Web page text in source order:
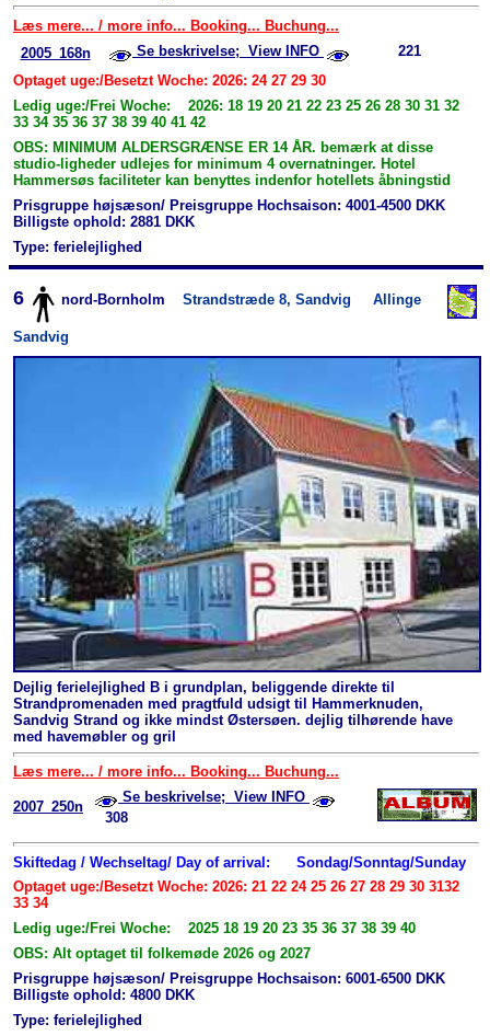
Læs mere... / more info... Booking... Buchung...
2005_168n
Se beskrivelse; View INFO
221
Optaget uge:/Besetzt Woche: 2026: 24 27 29 30
Ledig uge:/Frei Woche: 2026: 18 19 20 21 22 23 25 26 28 30 31 32
33 34 35 36 37 38 39 40 41 42
OBS: MINIMUM ALDERSGRÆNSE ER 14 ÅR. bemærk at disse
studio-ligheder udlejes for minimum 4 overnatninger. Hotel
Hammersøs faciliteter kan benyttes indenfor hotellets åbningstid
Prisgruppe højsæson/ Preisgruppe Hochsaison: 4001-4500 DKK
Billigste ophold: 2881 DKK
Type: ferielejlighed
6 nord-Bornholm Strandstræde 8, Sandvig Allinge
Sandvig
Dejlig ferielejlighed B i grundplan, beliggende direkte til
Strandpromenaden med pragtfuld udsigt til Hammerknuden,
Sandvig Strand og ikke mindst Østersøen. dejlig tilhørende have
med havemøbler og gril
Læs mere... / more info... Booking... Buchung...
2007_250n
Se beskrivelse; View INFO
308
Skiftedag / Wechseltag/ Day of arrival: Sondag/Sonntag/Sunday
Optaget uge:/Besetzt Woche: 2026: 21 22 24 25 26 27 28 29 30 3132
33 34
Ledig uge:/Frei Woche: 2025 18 19 20 23 35 36 37 38 39 40
OBS: Alt optaget til folkemøde 2026 og 2027
Prisgruppe højsæson/ Preisgruppe Hochsaison: 6001-6500 DKK
Billigste ophold: 4800 DKK
Type: ferielejlighed